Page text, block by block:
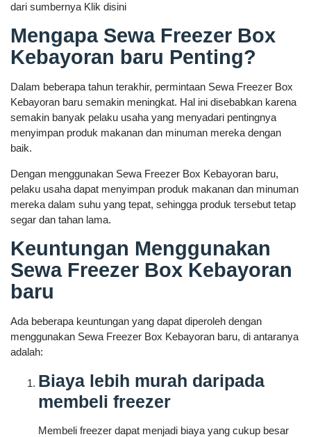
dari sumbernya Klik disini
Mengapa Sewa Freezer Box
Kebayoran baru Penting?
Dalam beberapa tahun terakhir, permintaan Sewa Freezer Box
Kebayoran baru semakin meningkat. Hal ini disebabkan karena
semakin banyak pelaku usaha yang menyadari pentingnya
menyimpan produk makanan dan minuman mereka dengan
baik.
Dengan menggunakan Sewa Freezer Box Kebayoran baru,
pelaku usaha dapat menyimpan produk makanan dan minuman
mereka dalam suhu yang tepat, sehingga produk tersebut tetap
segar dan tahan lama.
Keuntungan Menggunakan
Sewa Freezer Box Kebayoran
baru
Ada beberapa keuntungan yang dapat diperoleh dengan
menggunakan Sewa Freezer Box Kebayoran baru, di antaranya
adalah:
Biaya lebih murah daripada
membeli freezer
Membeli freezer dapat menjadi biaya yang cukup besar